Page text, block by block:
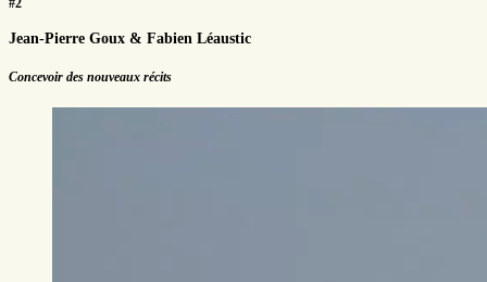
Jean-Pierre Goux & Fabien Léaustic
Concevoir des nouveaux récits